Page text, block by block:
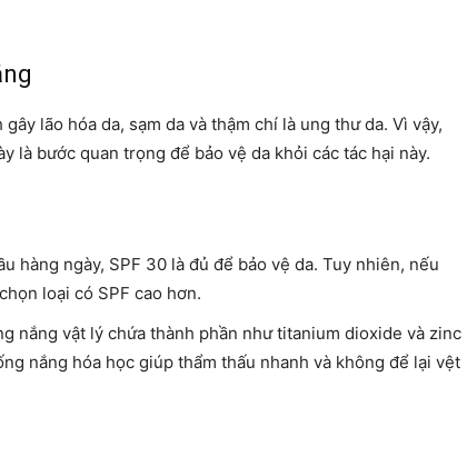
lão hóa da, sạm da và thậm chí là ung thư da. Vì vậy,
là bước quan trọng để bảo vệ da khỏi các tác hại này.
hàng ngày, SPF 30 là đủ để bảo vệ da. Tuy nhiên, nếu
loại có SPF cao hơn.
nắng vật lý chứa thành phần như titanium dioxide và zinc
nắng hóa học giúp thẩm thấu nhanh và không để lại vệt